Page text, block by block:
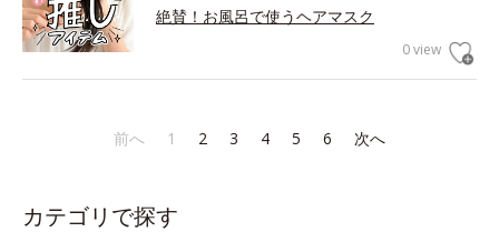
絶賛！お風呂で使うヘアマスク
0 view
前へ 1 2 3 4 5 6 次へ
カテゴリで探す